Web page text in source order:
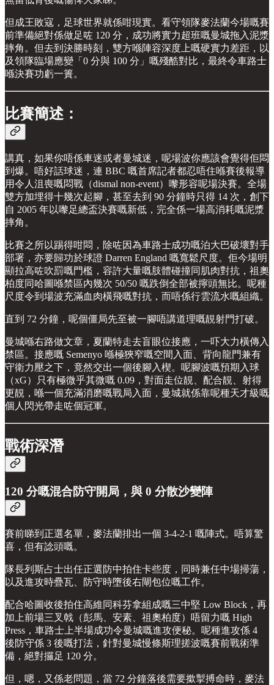
但成王敗寇，足球世界就係咁現實。看守領隊麥法蘭今場嘅賽
前準備絕對係做足咗 120 分，成功將實力超班嘅曼城拖入泥漿
摔角。但去到決勝時刻，雙方喺陣容深度上嘅硬實力差距，以
及領隊臨場應變「0 分與 100 分」嘅殘酷對比，最終令車路士
喺決賽功虧一簣。
比賽簡述：
講真，如果你唔係車迷或者曼城迷，呢場波你應該會覺得佢悶
到爆。唔好話球迷，連 BBC 嘅首席記者都忍唔住喺賽後報導
用令人沮喪嘅悶戰（dismal non-event）嚟形容呢場決賽。全場
雙方加埋得十幾次起腳，甚至去到 90 分鐘時只得 14 次，創下
自 2005 年以嚟足總盃決賽嘅新低，完全係一場高消耗嘅泥漿
摔角。
比賽之所以踢得咁悶，除咗因為車路士成功嘅泊大巴破壞對手
部署，亦要歸功於球證 Darren England 嘅寬鬆尺度。佢今場明
顯拉高咗吹罰嘅門檻，容許大量嘅肢體碰撞同肌肉對抗，祖奧
柏度同哈圖喺禁區內幾次 50/50 嘅跌倒全部被擰頭無比。呢種
尺度令到場波充滿血肉橫飛嘅對抗，而唔係行雲流水嘅組織。
直到 72 分鐘，呢個僵局先至被一腳唔講道理嘅靚射門打破。
曼城喺右路做文章，夏蘭特走去盲眼位接應，一吓大力橫傳入
禁區。接應嘅 Semenyo 喺極狹窄嘅空間入面、背向龍門兼有
守衛力壓之下，竟然交出一個後腳入楔。呢腳波嘅預期入球
（xG）只有極微乎其微嘅 0.09，對面走位靚、配合靚、射得
更靚，喺一個充滿消磨嘅戰局入面，曼城就係靠呢種天才級嘅
個人閃光帶走咗個冠軍。
戰術深潛
120 分嘅混合防守開局，與 0 分散沙變陣
賽前睇到正選名單，麥法蘭排出一個 3-4-2-1 嘅陣式。唔算驚
喜，但有諗頭嘅。
隊長列斯占士出任正選防中拍住卡些度，同時兼任中場掃蕩，
以及進攻時疊瓦、防守時墮後右閘包位嘅工作。
配合哈圖收後拍住高維同科芬拿組成嘅三中堅 Low Block，再
加上前場三叉戟（彭馬、安素、祖奧柏度）唔留力嘅 High
Press，車路士上半場成功令曼城嘅進攻便秘。呢種進攻係 4
後防守係 3 後嘅打法，針對曼城慢條斯理搓波嘅賽前戰術準
備，絕對攞足 120 分。
但，嗯，又係老問題，當 72 分鐘落後需要撳掣搏命時，麥法